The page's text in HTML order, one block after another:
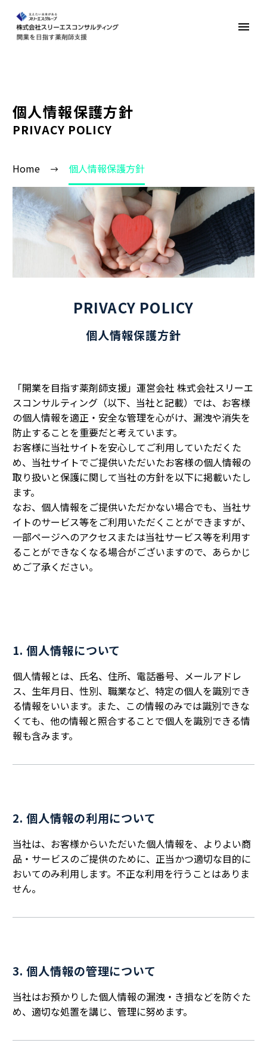
個人情報保護方針
PRIVACY POLICY
Home 個人情報保護方針
PRIVACY POLICY
個人情報保護方針
「開業を目指す薬剤師支援」運営会社 株式会社スリーエ
スコンサルティング（以下、当社と記載）では、お客様
の個人情報を適正・安全な管理を心がけ、漏洩や消失を
防止することを重要だと考えています。
お客様に当社サイトを安心してご利用していただくた
め、当社サイトでご提供いただいたお客様の個人情報の
取り扱いと保護に関して当社の方針を以下に掲載いたし
ます。
なお、個人情報をご提供いただかない場合でも、当社サ
イトのサービス等をご利用いただくことができますが、
一部ページへのアクセスまたは当社サービス等を利用す
ることができなくなる場合がございますので、あらかじ
めご了承ください。
1. 個人情報について
個人情報とは、氏名、住所、電話番号、メールアドレ
ス、生年月日、性別、職業など、特定の個人を識別でき
る情報をいいます。また、この情報のみでは識別できな
くても、他の情報と照合することで個人を識別できる情
報も含みます。
2. 個人情報の利用について
当社は、お客様からいただいた個人情報を、よりよい商
品・サービスのご提供のために、正当かつ適切な目的に
おいてのみ利用します。不正な利用を行うことはありま
せん。
3. 個人情報の管理について
当社はお預かりした個人情報の漏洩・き損などを防ぐた
め、適切な処置を講じ、管理に努めます。